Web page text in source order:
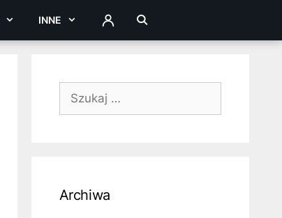
INNE ZALOGUJ
Szukaj:
Archiwa